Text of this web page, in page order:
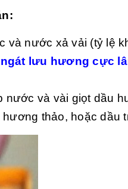
và nước xả vải (tỷ lệ
ngát lưu hương cực
nước và vài giọt dầu
thảo, hoặc dầu